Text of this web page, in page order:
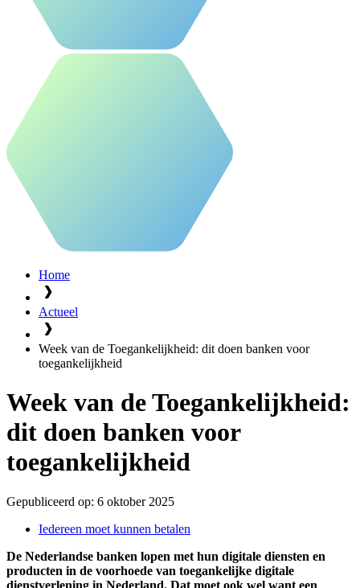
Home
Actueel
Week van de Toegankelijkheid: dit doen banken voor
toegankelijkheid
Week van de Toegankelijkheid:
dit doen banken voor
toegankelijkheid
Gepubliceerd op: 6 oktober 2025
Iedereen moet kunnen betalen
De Nederlandse banken lopen met hun digitale diensten en
producten in de voorhoede van toegankelijke digitale
dienstverlening in Nederland. Dat moet ook wel want een